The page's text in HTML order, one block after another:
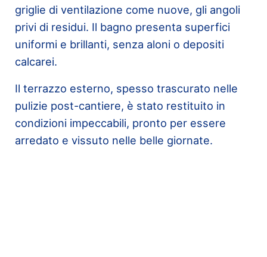
griglie di ventilazione come nuove, gli angoli
privi di residui. Il bagno presenta superfici
uniformi e brillanti, senza aloni o depositi
calcarei.
Il terrazzo esterno, spesso trascurato nelle
pulizie post-cantiere, è stato restituito in
condizioni impeccabili, pronto per essere
arredato e vissuto nelle belle giornate.